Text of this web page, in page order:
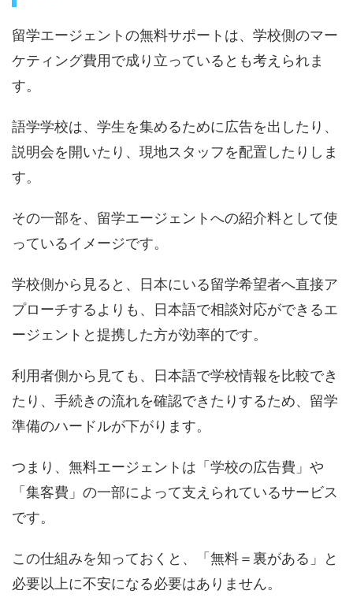
留学エージェントの無料サポートは、学校側のマー
ケティング費用で成り立っているとも考えられま
す。
語学学校は、学生を集めるために広告を出したり、
説明会を開いたり、現地スタッフを配置したりしま
す。
その一部を、留学エージェントへの紹介料として使
っているイメージです。
学校側から見ると、日本にいる留学希望者へ直接ア
プローチするよりも、日本語で相談対応ができるエ
ージェントと提携した方が効率的です。
利用者側から見ても、日本語で学校情報を比較でき
たり、手続きの流れを確認できたりするため、留学
準備のハードルが下がります。
つまり、無料エージェントは「学校の広告費」や
「集客費」の一部によって支えられているサービス
です。
この仕組みを知っておくと、「無料＝裏がある」と
必要以上に不安になる必要はありません。